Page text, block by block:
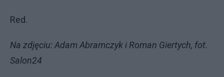
Red.
Na zdjęciu: Adam Abramczyk i Roman Giertych, fot.
Salon24